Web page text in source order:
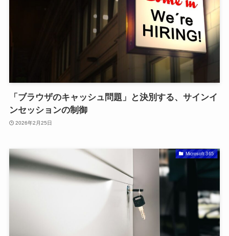
「ブラウザのキャッシュ問題」と決別する、サインイ
ンセッションの制御
2026年2月25日
Microsoft 365